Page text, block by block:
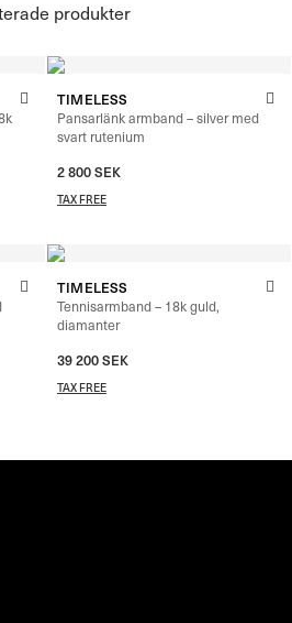
produkter
TIMELESS
Pansarlänk armband – silver med
svart rutenium
2 800SEK
TAX FREE
TIMELESS
Tennisarmband – 18k guld,
diamanter
39 200SEK
TAX FREE